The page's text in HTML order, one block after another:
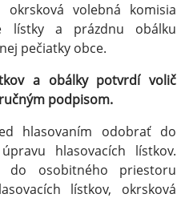
volebná komisia
lístky a prázdnu obálku
pečiatky obce.
a obálky potvrdí volič
podpisom.
hlasovaním odobrať do
hlasovacích lístkov.
do osobitného priestoru
lístkov, okrsková